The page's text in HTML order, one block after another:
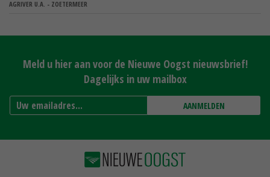
AGRIVER U.A. - ZOETERMEER
Meld u hier aan voor de Nieuwe Oogst nieuwsbrief!
Dagelijks in uw mailbox
AANMELDEN